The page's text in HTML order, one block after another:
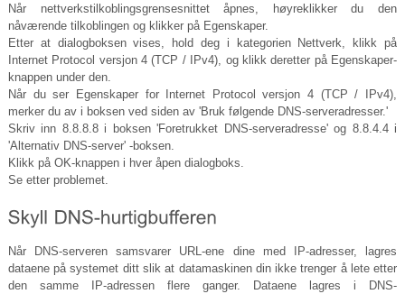
Når nettverkstilkoblingsgrensesnittet åpnes, høyreklikker du den
nåværende tilkoblingen og klikker på Egenskaper.
Etter at dialogboksen vises, hold deg i kategorien Nettverk, klikk på
Internet Protocol versjon 4 (TCP / IPv4), og klikk deretter på Egenskaper-
knappen under den.
Når du ser Egenskaper for Internet Protocol versjon 4 (TCP / IPv4),
merker du av i boksen ved siden av 'Bruk følgende DNS-serveradresser.'
Skriv inn 8.8.8.8 i boksen 'Foretrukket DNS-serveradresse' og 8.8.4.4 i
'Alternativ DNS-server' -boksen.
Klikk på OK-knappen i hver åpen dialogboks.
Se etter problemet.
Når DNS-serveren samsvarer URL-ene dine med IP-adresser, lagres
dataene på systemet ditt slik at datamaskinen din ikke trenger å lete etter
den samme IP-adressen flere ganger. Dataene lagres i DNS-